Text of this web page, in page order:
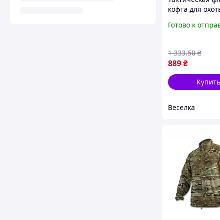
кофта для
Готово к
889₴
1 333.50 ₴
Купить
Веселка